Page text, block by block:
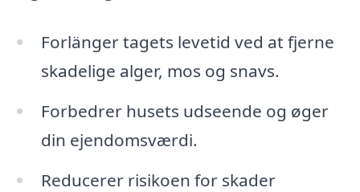
Forlänger tagets levetid ved at fjerne
skadelige alger, mos og snavs.
Forbedrer husets udseende og øger
din ejendomsværdi.
Reducerer risikoen for skader